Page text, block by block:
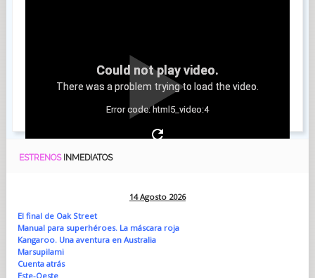
Could not play video.
There was a problem trying to load the video.
Error code: html5_video:4
ESTRENOS INMEDIATOS
14 Agosto 2026
El final de Oak Street
Manual para superhéroes. La máscara roja
Kangaroo. Una aventura en Australia
Marsupilami
Cuenta atrás
Este-Oeste